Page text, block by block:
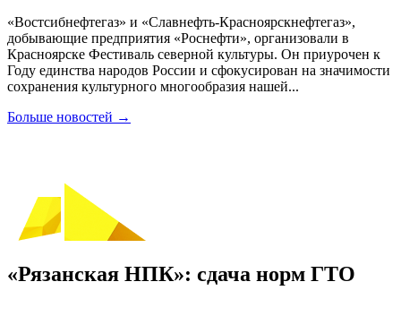
«Востсибнефтегаз» и «Славнефть-Красноярскнефтегаз»,
добывающие предприятия «Роснефти», организовали в
Красноярске Фестиваль северной культуры. Он приурочен к
Году единства народов России и сфокусирован на значимости
сохранения культурного многообразия нашей...
Больше новостей →
«Рязанская НПК»: сдача норм ГТО